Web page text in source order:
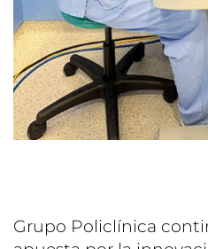
Grupo Policlínica